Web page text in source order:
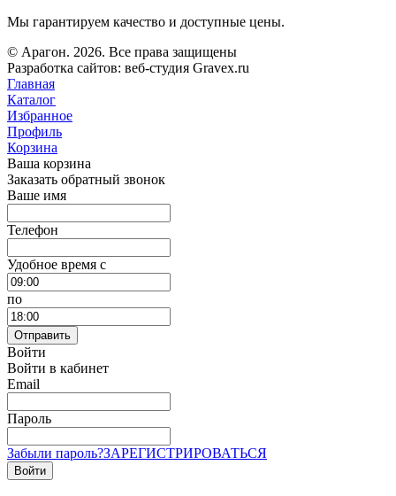
Мы гарантируем качество и доступные цены.
© Арагон. 2026. Все права защищены
Разработка сайтов: веб-студия Gravex.ru
Главная
Каталог
Избранное
Профиль
Корзина
Ваша корзина
Заказать обратный звонок
Ваше имя
Телефон
Удобное время c
по
Отправить
Войти
Войти в кабинет
Email
Пароль
Забыли пароль?ЗАРЕГИСТРИРОВАТЬСЯ
Войти